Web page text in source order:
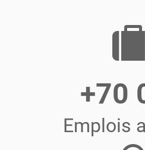
+70
Emplois